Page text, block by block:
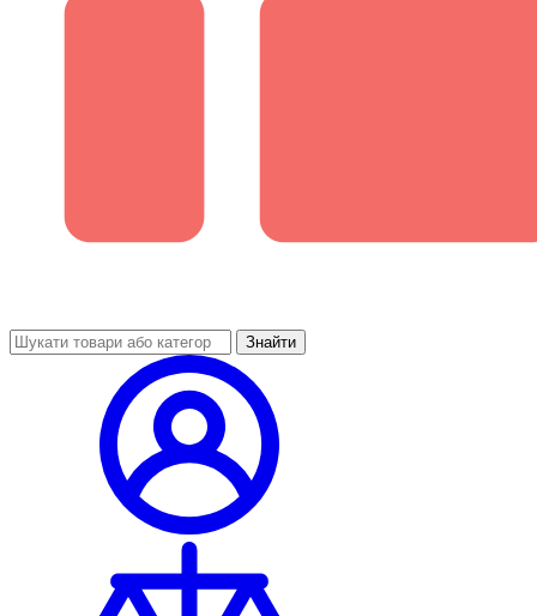
Знайти